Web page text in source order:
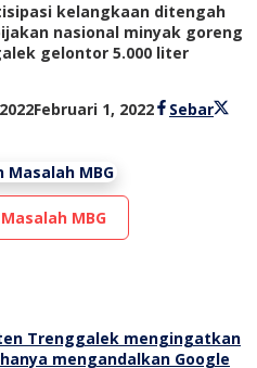
kelangkaan ditengah
nasional minyak goreng
gelontor 5.000 liter
Februari 1, 2022olehSebar
MBG